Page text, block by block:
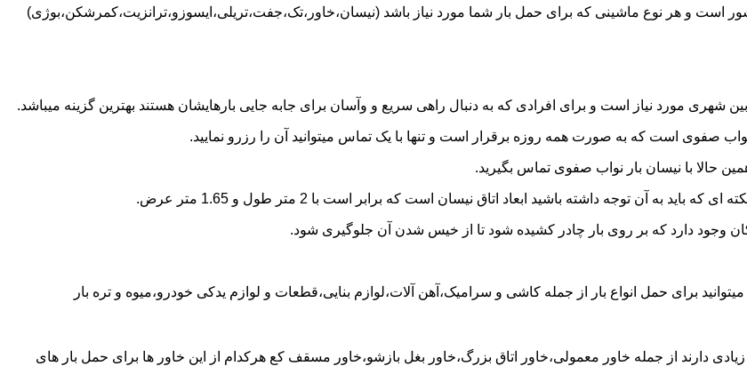
و هر نوع ماشینی که برای حمل بار شما مورد نیاز باشد (نیسان،خاور،تک،جفت،تریلی،ایسوزو،ترانزیت،کمرشکن،بوژی)
مورد نیاز است و برای افرادی که به دنبال راهی سریع و وآسان برای جابه جایی بارهایشان هستند بهترین گزینه میباشد.
صفوی است که به صورت همه روزه برقرار است و تنها با یک تماس میتوانید آن را رزرو نمایید.
حالا با نیسان بار نواب صفوی تماس بگیرید.
وجود دارد که بر روی بار چادر کشیده شود تا از خیس شدن آن جلوگیری شود.
برای حمل انواع بار از جمله کاشی و سرامیک،آهن آلات،لوازم بنایی،قطعات و لوازم یدکی خودرو،میوه و تره بار
دارند از جمله خاور معمولی،خاور اتاق بزرگ،خاور بغل بازشو،خاور مسقف کع هرکدام از این خاور ها برای حمل بار های